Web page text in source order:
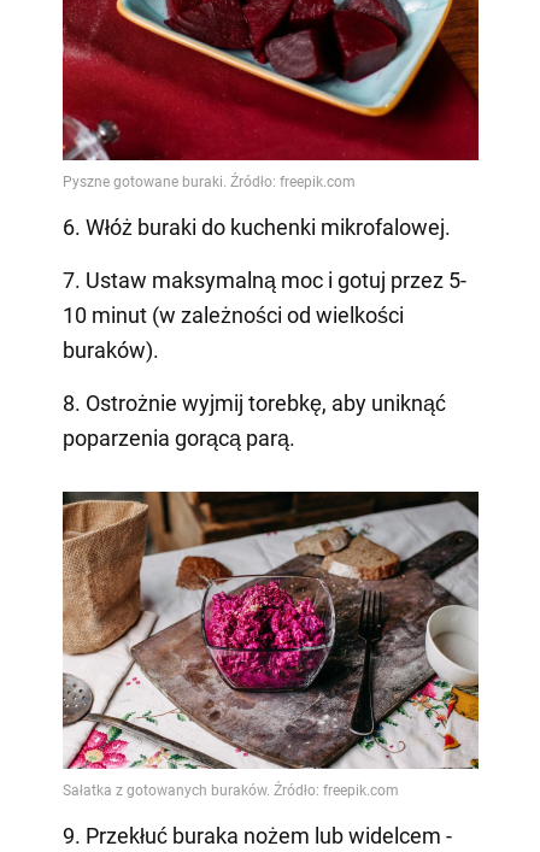
6. Włóż buraki do kuchenki mikrofalowej.
7. Ustaw maksymalną moc i gotuj przez 5-
10 minut (w zależności od wielkości
buraków).
8. Ostrożnie wyjmij torebkę, aby uniknąć
poparzenia gorącą parą.
9. Przekłuć buraka nożem lub widelcem -